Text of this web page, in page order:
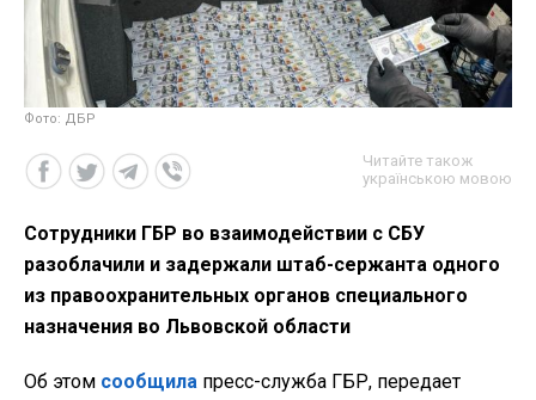
Фото: ДБР
Читайте також
українською мовою
Сотрудники ГБР во взаимодействии с СБУ
разоблачили и задержали штаб-сержанта одного
из правоохранительных органов специального
назначения во Львовской области
Об этом сообщила пресс-служба ГБР, передает